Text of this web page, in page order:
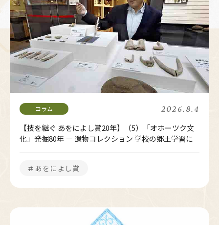
2026.8.4
【技を継ぐ あをによし賞20年】（5）「オホーツク文
化」発掘80年 － 遺物コレクション 学校の郷土学習に
＃あをによし賞